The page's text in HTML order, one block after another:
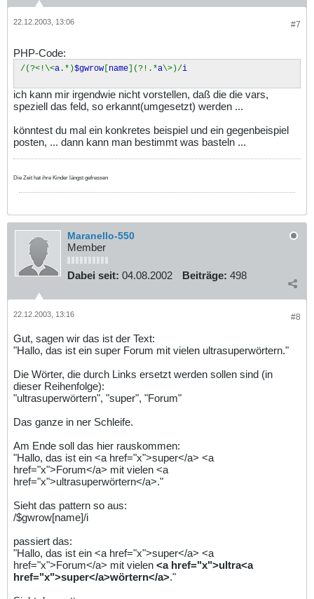
#7
22.12.2003, 13:06
PHP-Code:
/(?<!\<a .*)$gwrow [name](?!.*a\>)/i
ich kann mir irgendwie nicht vorstellen, daß die die vars,
speziell das feld, so erkannt(umgesetzt) werden ...
könntest du mal ein konkretes beispiel und ein gegenbeispiel
posten, ... dann kann man bestimmt was basteln ...
Die Zeit hat ihre Kinder längst gefressen
Maranello-550
Member
Dabei seit: 04.08.2002 Beiträge: 498
#8
22.12.2003, 13:16
Gut, sagen wir das ist der Text:
"Hallo, das ist ein super Forum mit vielen ultrasuperwörtern."
Die Wörter, die durch Links ersetzt werden sollen sind (in
dieser Reihenfolge):
"ultrasuperwörtern", "super", "Forum"
Das ganze in ner Schleife.
Am Ende soll das hier rauskommen:
"Hallo, das ist ein <a href="x">super</a> <a
href="x">Forum</a> mit vielen <a
href="x">ultrasuperwörtern</a>."
Sieht das pattern so aus:
/$gwrow[name]/i
passiert das:
"Hallo, das ist ein <a href="x">super</a> <a
href="x">Forum</a> mit vielen <a href="x">ultra<a
href="x">super</a>wörtern</a>."